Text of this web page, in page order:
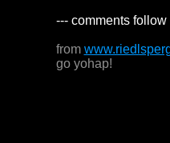
--- comments
from
go yohap!